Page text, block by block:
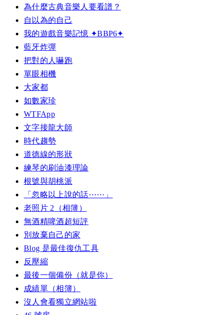
為什麼古典音樂人要看譜？
自以為的自己
我的遊戲音樂記憶 ✦BBP6✦
藍牙炸彈
把對的人嚇跑
單眼相機
大家都
如數家珍
WTFApp
文字接龍大師
時代趨勢
道德線的形狀
練琴的刷油漆理論
根號與胡桃派
「忽略以上說的話⋯⋯」
老照片 2（相簿）
無酒精啤酒超短評
別放棄自己的家
Blog 是最佳復仇工具
反壓縮
最後一個備份（就是你）
成績單（相簿）
沒人會看獨立網站啦